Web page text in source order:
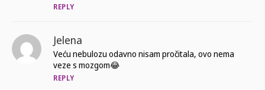
REPLY
Jelena
Veću nebulozu odavno nisam pročitala, ovo nema
veze s mozgom😂
REPLY